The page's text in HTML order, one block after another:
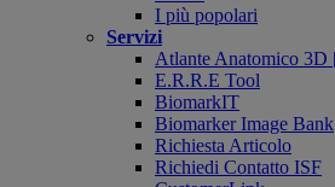
I più popolari
Servizi
Atlante Anatomico 3D
E.R.R.E Tool
BiomarkIT
Biomarker Image Bank
Richiesta Articolo
Richiedi Contatto ISF